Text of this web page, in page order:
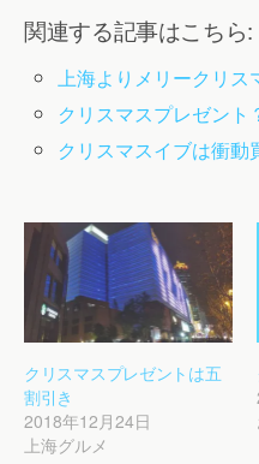
関連する記事はこちら:
上海よりメリークリス
クリスマスプレゼント
クリスマスイブは衝動
クリスマスプレゼントは五
割引き
2018年12月24日
上海グルメ